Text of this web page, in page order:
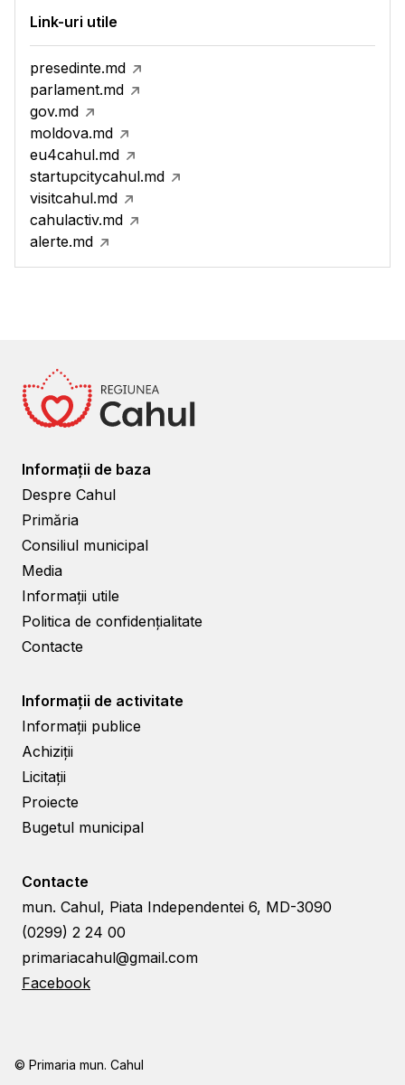
Link-uri utile
presedinte.md
parlament.md
gov.md
moldova.md
eu4cahul.md
startupcitycahul.md
visitcahul.md
cahulactiv.md
alerte.md
Informații de baza
Despre Cahul
Primăria
Consiliul municipal
Media
Informații utile
Politica de confidențialitate
Contacte
Informații de activitate
Informații publice
Achiziții
Licitații
Proiecte
Bugetul municipal
Contacte
mun. Cahul, Piata Independentei 6, MD-3090
(0299) 2 24 00
primariacahul@gmail.com
Facebook
© Primaria mun. Cahul